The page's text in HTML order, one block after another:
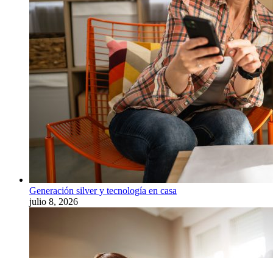
Generación silver y tecnología en casa
julio 8, 2026